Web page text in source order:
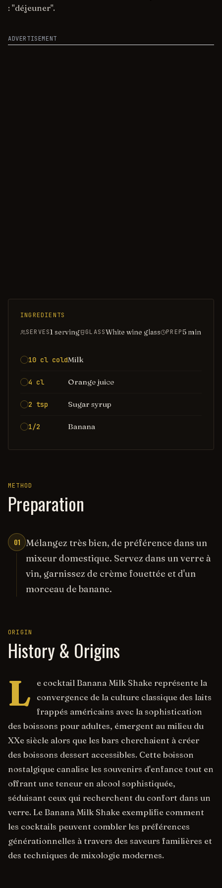
: "déjeuner".
ADVERTISEMENT
INGREDIENTS
SERVES1 serving GLASSWhite wine glass PREP5 min
10 cl coldMilk
4 cl Orange juice
2 tsp Sugar syrup
1/2 Banana
METHOD
Preparation
01
Mélangez très bien, de préférence dans un
mixeur domestique. Servez dans un verre à
vin, garnissez de crème fouettée et d'un
morceau de banane.
ORIGIN
History & Origins
L
e cocktail Banana Milk Shake représente la
convergence de la culture classique des laits
frappés américains avec la sophistication
des boissons pour adultes, émergent au milieu du
XXe siècle alors que les bars cherchaient à créer
des boissons dessert accessibles. Cette boisson
nostalgique canalise les souvenirs d'enfance tout en
offrant une teneur en alcool sophistiquée,
séduisant ceux qui recherchent du confort dans un
verre. Le Banana Milk Shake exemplifie comment
les cocktails peuvent combler les préférences
générationnelles à travers des saveurs familières et
des techniques de mixologie modernes.